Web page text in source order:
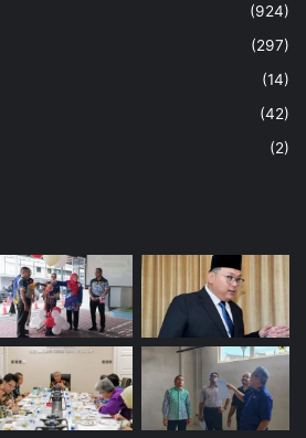
(924)
(297)
(14)
(42)
(2)